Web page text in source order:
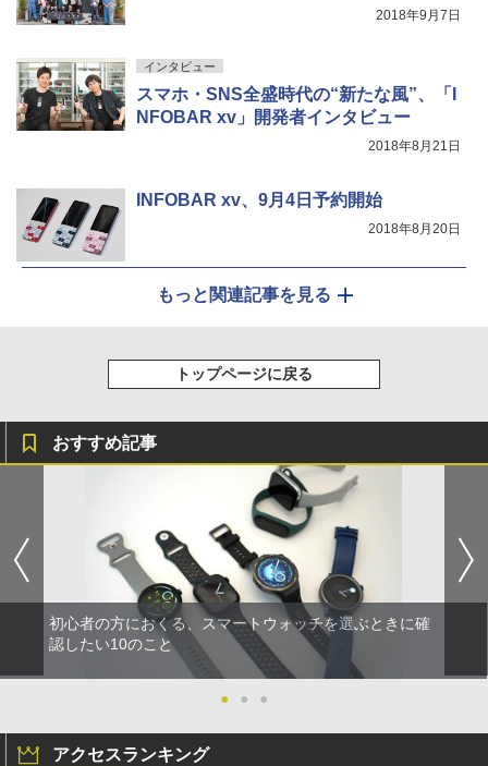
2018年9月7日
インタビュー
スマホ・SNS全盛時代の“新たな風”、「I
NFOBAR xv」開発者インタビュー
2018年8月21日
INFOBAR xv、9月4日予約開始
2018年8月20日
もっと関連記事を見る
トップページに戻る
おすすめ記事
初心者の方におくる、スマートウォッチを選ぶときに確
認したい10のこと
● ● ●
アクセスランキング